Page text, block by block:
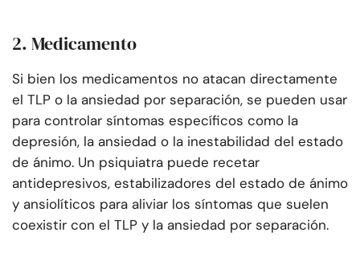
2. Medicamento
Si bien los medicamentos no atacan directamente
el TLP o la ansiedad por separación, se pueden usar
para controlar síntomas específicos como la
depresión, la ansiedad o la inestabilidad del estado
de ánimo. Un psiquiatra puede recetar
antidepresivos, estabilizadores del estado de ánimo
y ansiolíticos para aliviar los síntomas que suelen
coexistir con el TLP y la ansiedad por separación.